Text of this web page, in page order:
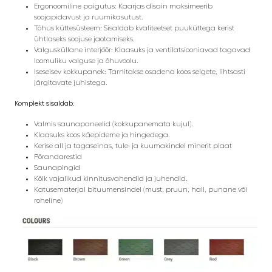
Ergonoomiline paigutus: Kaarjas disain maksimeerib
soojapidavust ja ruumikasutust.
Tõhus küttesüsteem: Sisaldab kvaliteetset puuküttega kerist
ühtlaseks soojuse jaotamiseks.
Valgusküllane interjöör: Klaasuks ja ventilatsiooniavad tagavad
loomuliku valguse ja õhuvoolu.
Iseseisev kokkupanek: Tarnitakse osadena koos selgete, lihtsasti
järgitavate juhistega.
Komplekt sisaldab:
Valmis saunapaneelid (kokkupanemata kujul).
Klaasuks koos käepideme ja hingedega.
Kerise all ja tagaseinas, tule- ja kuumakindel minerit plaat
Põrandarestid
Saunapingid
Kõik vajalikud kinnitusvahendid ja juhendid.
Katusematerjal bituumensindel (must, pruun, hall, punane või
roheline)